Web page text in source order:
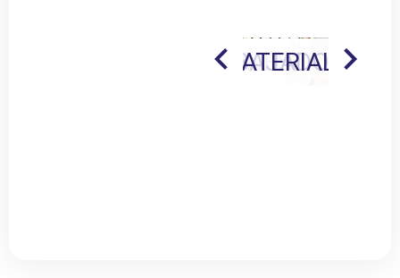
FORMATIVOS
PUBLICACIONES
EMBAJADORES
MATERIALES